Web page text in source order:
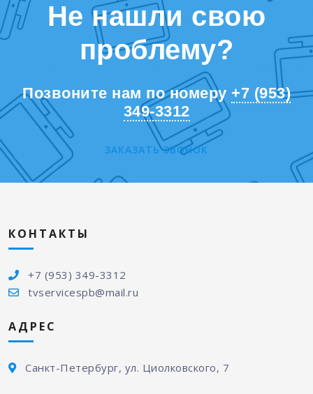
Не нашли свою
проблему?
Позвоните нам по номеру +7 (953)
349-3312
ЗАКАЗАТЬ ЗВОНОК
КОНТАКТЫ
+7 (953) 349-3312
tvservicespb@mail.ru
АДРЕС
Санкт-Петербург, ул. Циолковского, 7